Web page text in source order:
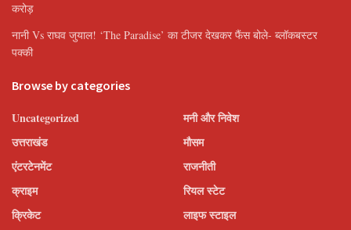
करोड़
नानी Vs राघव जुयाल! ‘The Paradise’ का टीजर देखकर फैंस बोले- ब्लॉकबस्टर
पक्की
Browse by categories
Uncategorized
उत्तराखंड
एंटरटेनमेंट
क्राइम
क्रिकेट
मनी और निवेश
मौसम
राजनीती
रियल स्टेट
लाइफ स्टाइल